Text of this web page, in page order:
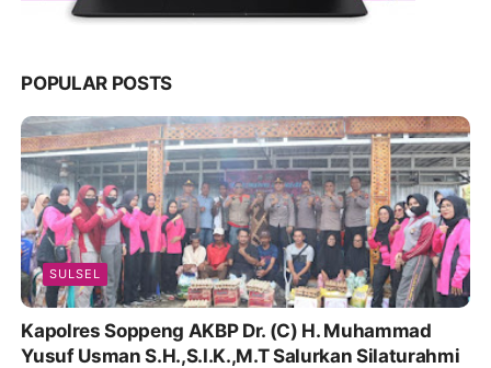
POPULAR POSTS
SULSEL
Kapolres Soppeng AKBP Dr. (C) H. Muhammad
Yusuf Usman S.H.,S.I.K.,M.T Salurkan Silaturahmi